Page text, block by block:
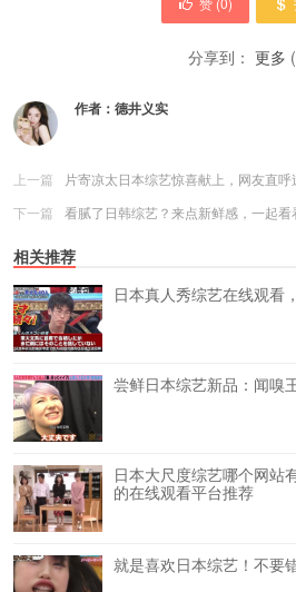
分享到： 更多 (
作者： 德井义实
上一篇
片寄凉太日本综艺惊喜献上，网友直呼
下一篇
看腻了日韩综艺？来点新鲜感，一起看
相关推荐
日本真人秀综艺在线观看
尝鲜日本综艺新品：闻嗅
日本大尺度综艺哪个网站
的在线观看平台推荐
就是喜欢日本综艺！不要